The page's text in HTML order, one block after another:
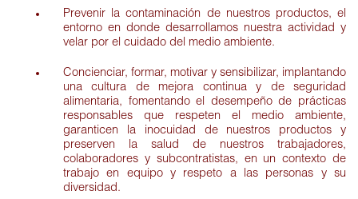
Prevenir la contaminación de nuestros productos, el
entorno en donde desarrollamos nuestra actividad y
velar por el cuidado del medio ambiente.
Concienciar, formar, motivar y sensibilizar, implantando
una cultura de mejora continua y de seguridad
alimentaria, fomentando el desempeño de prácticas
responsables que respeten el medio ambiente,
garanticen la inocuidad de nuestros productos y
preserven la salud de nuestros trabajadores,
colaboradores y subcontratistas, en un contexto de
trabajo en equipo y respeto a las personas y su
diversidad.